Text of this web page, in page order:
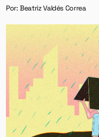
Por: Beatriz Valdés Correa